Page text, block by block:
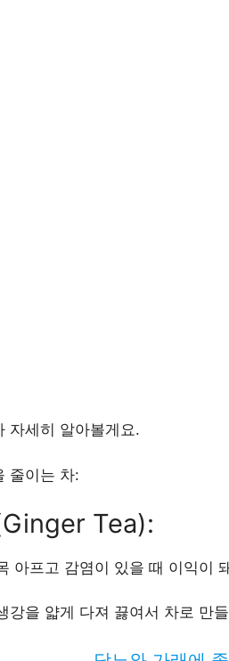
자세히 알아볼게요.
줄이는 차:
Tea):
아프고 감염이 있을 때 이익이
강을 얇게 다져 끓여서 차로 만